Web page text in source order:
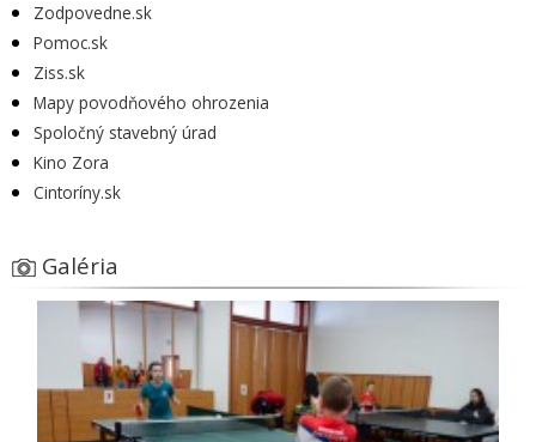
Zodpovedne.sk
Pomoc.sk
Ziss.sk
Mapy povodňového ohrozenia
Spoločný stavebný úrad
Kino Zora
Cintoríny.sk
Galéria